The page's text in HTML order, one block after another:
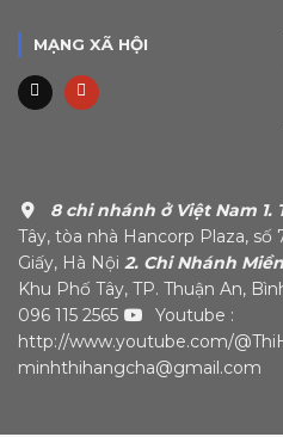
MẠNG XÃ HỘI
8 chi nhánh ở Việt Nam 1.
Tây, tòa nhà Hancorp Plaza, số
Giấy, Hà Nội 2. Chi Nhánh
Khu Phố Tây, TP. Thuận An,
096 115 2565
Youtube :
http://www.youtube.com/
minhthihangcha@gmail.com